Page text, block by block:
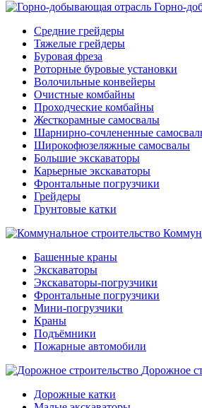
Горно-
Средние грейдеры
Тяжелые грейдеры
Буровая фреза
Роторные буровые установки
Волочильные конвейеры
Очистные комбайны
Проходческие комбайны
Жесткорамные самосвалы
Шарнирно-сочлененные
Широкофюзеляжные самосвалы
Большие экскаваторы
Карьерные экскаваторы
Фронтальные погрузчики
Грейдеры
Грунтовые катки
Башенные краны
Экскаваторы
Экскаваторы-погрузчики
Фронтальные погрузчики
Мини-погрузчики
Краны
Подъёмники
Пожарные автомобили
Дорожное
Дорожные катки